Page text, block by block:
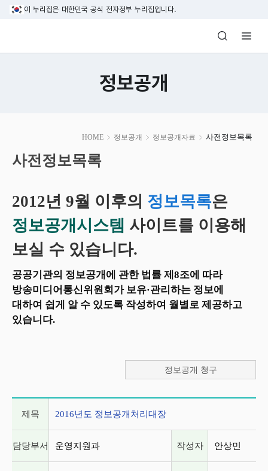
본문 바로가기
이 누리집은 대한민국 공식 전자정부 누리집입니다.
방송미디어통신위원회 Korea Media
정보공개
HOME 정보공개 정보공개자료 사전정보목록
시
사전정보목록
2012년 9월 이후의 정보목록은
정보공개시스템 사이트를 이용해
보실 수 있습니다.
공공기관의 정보공개에 관한 법률 제8조에 따라
방송미디어통신위원회가 보유·관리하는 정보에
대하여 쉽게 알 수 있도록 작성하여 월별로 제공하고
있습니다.
정보공개 청구
제목 2016년도 정보공개처리대장
담당부서 운영지원과 작성자 안상민